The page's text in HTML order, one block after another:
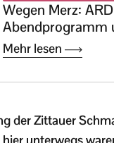
Wegen Merz:
Abendprogramm
Mehr lesen
der Zittauer
unterwegs